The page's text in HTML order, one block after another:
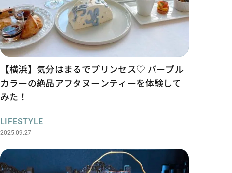
【横浜】気分はまるでプリンセス♡ パープル
カラーの絶品アフタヌーンティーを体験して
みた！
LIFESTYLE
2025.09.27